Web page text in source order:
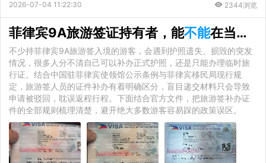
2026-07-04 11:22:30 2344浏览
菲律宾9A旅游签证持有者，能不能在当地补办正式护照？官方政策详解
不少持菲律宾9A旅游签入境的游客，会遇到护照遗失、损毁的突发
情况，很多人分不清自己可以补办正式护照，还是只能办理临时旅
行证。结合中国驻菲律宾使领馆公示条例与菲律宾移民局现行规
定，旅游签人员的证件补办有着明确区分，盲目递交材料只会导致
申请被驳回，耽误返程行程。下面结合官方文件，把旅游签补办证
件的全部规则梳理清楚，避开绝大多数游客容易踩的政策误区。